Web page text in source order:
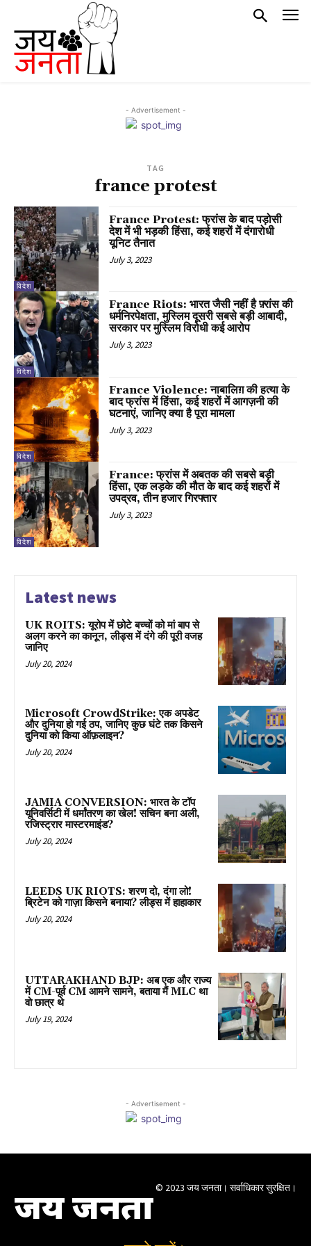
- Advertisement -
TAG
france protest
विदेश
France Protest: फ्रांस के बाद पड़ोसी
देश में भी भड़की हिंसा, कई शहरों में दंगारोधी
यूनिट तैनात
July 3, 2023
विदेश
France Riots: भारत जैसी नहीं है फ़्रांस की
धर्मनिरपेक्षता, मुस्लिम दूसरी सबसे बड़ी आबादी,
सरकार पर मुस्लिम विरोधी कई आरोप
July 3, 2023
विदेश
France Violence: नाबालिग़ की हत्या के
बाद फ्रांस में हिंसा, कई शहरों में आगज़नी की
घटनाएं, जानिए क्या है पूरा मामला
July 3, 2023
विदेश
France: फ्रांस में अबतक की सबसे बड़ी
हिंसा, एक लड़के की मौत के बाद कई शहरों में
उपद्रव, तीन हजार गिरफ्तार
July 3, 2023
Latest news
UK ROITS: यूरोप में छोटे बच्चों को मां बाप से
अलग करने का कानून, लीड्स में दंगे की पूरी वजह
जानिए
July 20, 2024
Microsoft CrowdStrike: एक अपडेट
और दुनिया हो गई ठप, जानिए कुछ घंटे तक किसने
दुनिया को किया ऑफ़लाइन?
July 20, 2024
JAMIA CONVERSION: भारत के टॉप
यूनिवर्सिटी में धर्मांतरण का खेल! सचिन बना अली,
रजिस्ट्रार मास्टरमाइंड?
July 20, 2024
LEEDS UK RIOTS: शरण दो, दंगा लो!
ब्रिटेन को गाज़ा किसने बनाया? लीड्स में हाहाकार
July 20, 2024
UTTARAKHAND BJP: अब एक और राज्य
में CM-पूर्व CM आमने सामने, बताया मैं MLC था
वो छात्र थे
July 19, 2024
- Advertisement -
जय जनता © 2023 जय जनता। सर्वाधिकार सुरक्षित।